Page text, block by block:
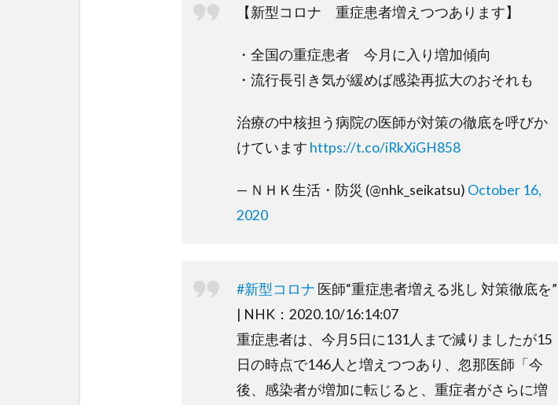
【新型コロナ 重症患者増えつつあります】
・全国の重症患者 今月に入り増加傾向
・流行長引き気が緩めば感染再拡大のおそれも
治療の中核担う病院の医師が対策の徹底を呼びか
けています https://t.co/iRkXiGH858
— ＮＨＫ生活・防災 (@nhk_seikatsu) October 16,
2020
#新型コロナ 医師“重症患者増える兆し 対策徹底を”
| NHK：2020.10/16:14:07
重症患者は、今月5日に131人まで減りましたが15
日の時点で146人と増えつつあり、忽那医師「今
後、感染者が増加に転じると、重症者がさらに増